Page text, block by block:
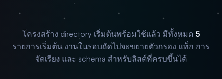
โครงสร้าง directory เริ่มต้นพร้อมใช้แล้ว มีทั้งหมด 5
รายการเริ่มต้น งานในรอบถัดไปจะขยายตัวกรอง แท็ก การ
จัดเรียง และ schema สำหรับลิสต์ที่ครบขึ้นได้